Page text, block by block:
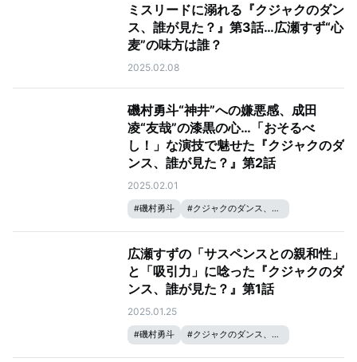
ミスリードに溺れる『クジャクのダン
ス、誰が見た？』第3話…広瀬すず“心
麦”の味方は誰？
2025.02.08
磯村勇斗“神井”への嫌悪感、成田
凌“友哉”の漆黒の心…「おそるべ
し！」な演技で魅せた『クジャクのダ
ンス、誰が見た？』第2話
2025.02.01
#磯村勇斗 #クジャクのダンス、誰が見た？
広瀬すずの「サスペンスとの親和性」
と「吸引力」に唸った『クジャクのダ
ンス、誰が見た？』第1話
2025.01.25
#磯村勇斗 #クジャクのダンス、誰が見た？